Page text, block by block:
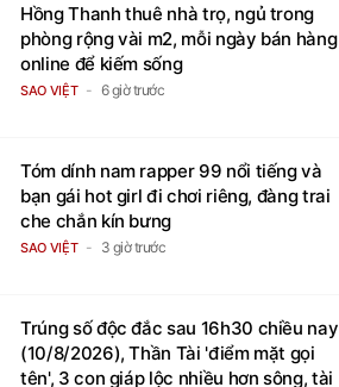
Hồng Thanh thuê nhà trọ, ngủ trong
phòng rộng vài m2, mỗi ngày bán hàng
online để kiếm sống
SAO VIỆT 6 giờ trước
Tóm dính nam rapper 99 nổi tiếng và
bạn gái hot girl đi chơi riêng, đàng trai
che chắn kín bưng
SAO VIỆT 3 giờ trước
Trúng số độc đắc sau 16h30 chiều nay
(10/8/2026), Thần Tài 'điểm mặt gọi
tên', 3 con giáp lộc nhiều hơn sông, tài